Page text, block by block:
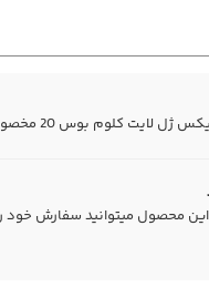
بوس 20 مخصوص پیاده روی و استفاده روز مره بسیار پر فروش
این محصول میتوانید سفارش خود